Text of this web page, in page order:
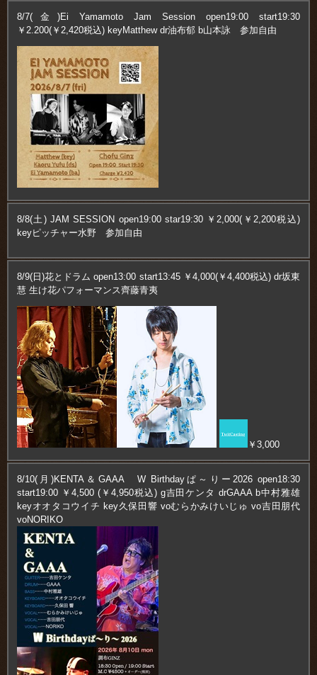
8/7(金)Ei Yamamoto Jam Session open19:00 start19:30
￥2.200(￥2,420税込) keyMatthew dr油布郁 b山本詠 参加自由
8/8(土) JAM SESSION open19:00 star19:30 ￥2,000(￥2,200税込)
keyピッチャー水野 参加自由
8/9(日)花とドラム open13:00 start13:45 ￥4,000(￥4,400税込) dr坂東
慧 生け花パフォーマンス齊藤青夷
￥3,000
8/10(月)KENTA＆GAAA W Birthdayぱ～りー2026 open18:30
start19:00 ￥4,500 (￥4,950税込) g吉田ケンタ drGAAA b中村雅雄
keyオオタコウイチ key久保田響 voむらかみけいじゅ vo吉田朋代
voNORIKO